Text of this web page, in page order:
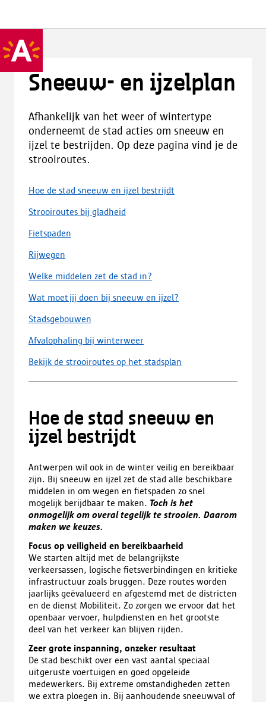
Sneeuw- en ijzelplan
Afhankelijk van het weer of wintertype
onderneemt de stad acties om sneeuw en
ijzel te bestrijden. Op deze pagina vind je de
strooiroutes.
Hoe de stad sneeuw en ijzel bestrijdt
Strooiroutes bij gladheid
Fietspaden
Rijwegen
Welke middelen zet de stad in?
Wat moet jij doen bij sneeuw en ijzel?
Stadsgebouwen
Afvalophaling bij winterweer
Bekijk de strooiroutes op het stadsplan
Hoe de stad sneeuw en
ijzel bestrijdt
Antwerpen wil ook in de winter veilig en bereikbaar
zijn. Bij sneeuw en ijzel zet de stad alle beschikbare
middelen in om wegen en fietspaden zo snel
mogelijk berijdbaar te maken. Toch is het
onmogelijk om overal tegelijk te strooien. Daarom
maken we keuzes.
Focus op veiligheid en bereikbaarheid
We starten altijd met de belangrijkste
verkeersassen, logische fietsverbindingen en kritieke
infrastructuur zoals bruggen. Deze routes worden
jaarlijks geëvalueerd en afgestemd met de districten
en de dienst Mobiliteit. Zo zorgen we ervoor dat het
openbaar vervoer, hulpdiensten en het grootste
deel van het verkeer kan blijven rijden.
Zeer grote inspanning, onzeker resultaat
De stad beschikt over een vast aantal speciaal
uitgeruste voertuigen en goed opgeleide
medewerkers. Bij extreme omstandigheden zetten
we extra ploegen in. Bij aanhoudende sneeuwval of